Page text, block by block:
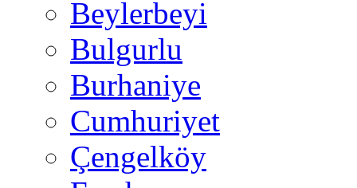
Beylerbeyi
Bulgurlu
Burhaniye
Cumhuriyet
Çengelköy